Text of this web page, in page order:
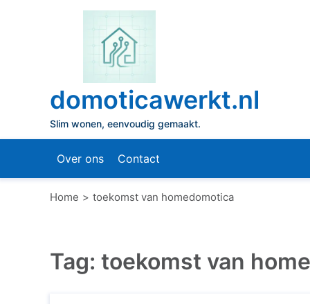
domoticawerkt.nl
Slim wonen, eenvoudig gemaakt.
Over ons Contact
Home toekomst van homedomotica
Tag: toekomst van